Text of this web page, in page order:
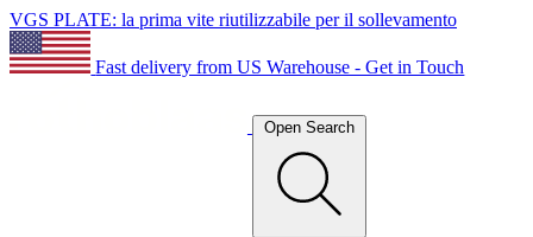
VGS PLATE: la prima vite riutilizzabile per il sollevamento
Fast delivery from US Warehouse - Get in Touch
Open Search